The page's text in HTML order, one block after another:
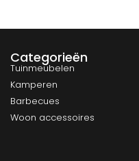
Categorieën
Tuinmeubelen
Kamperen
Barbecues
Woon accessoires